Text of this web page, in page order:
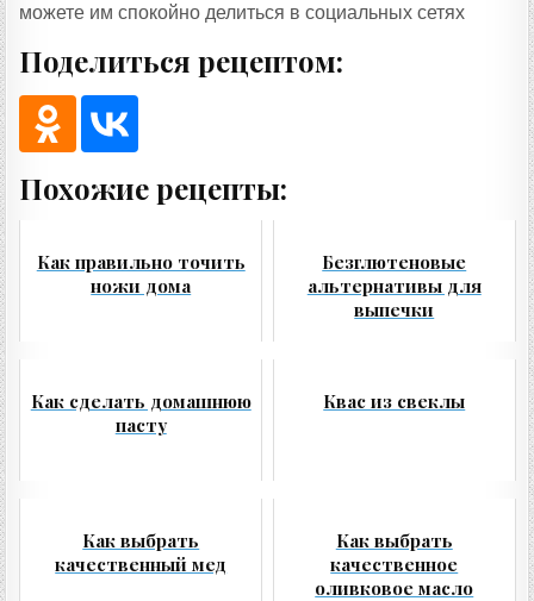
можете им спокойно делиться в социальных сетях
Поделиться рецептом:
Похожие рецепты:
Как правильно точить
ножи дома
Безглютеновые
альтернативы для
выпечки
Как сделать домашнюю
пасту
Квас из свеклы
Как выбрать
качественный мед
Как выбрать
качественное
оливковое масло